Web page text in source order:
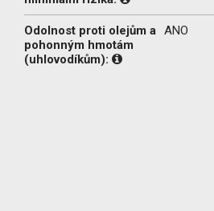
Odolnost proti olejům a
pohonným hmotám
(uhlovodíkům):
ANO